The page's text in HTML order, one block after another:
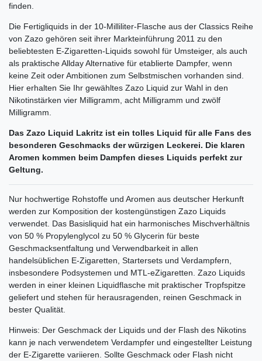
finden.
Die Fertigliquids in der 10-Milliliter-Flasche aus der Classics Reihe
von Zazo gehören seit ihrer Markteinführung 2011 zu den
beliebtesten E-Zigaretten-Liquids sowohl für Umsteiger, als auch
als praktische Allday Alternative für etablierte Dampfer, wenn
keine Zeit oder Ambitionen zum Selbstmischen vorhanden sind.
Hier erhalten Sie Ihr gewähltes Zazo Liquid zur Wahl in den
Nikotinstärken vier Milligramm, acht Milligramm und zwölf
Milligramm.
Das Zazo Liquid Lakritz ist ein tolles Liquid für alle Fans des
besonderen Geschmacks der würzigen Leckerei. Die klaren
Aromen kommen beim Dampfen dieses Liquids perfekt zur
Geltung.
Nur hochwertige Rohstoffe und Aromen aus deutscher Herkunft
werden zur Komposition der kostengünstigen Zazo Liquids
verwendet. Das Basisliquid hat ein harmonisches Mischverhältnis
von 50 % Propylenglycol zu 50 % Glycerin für beste
Geschmacksentfaltung und Verwendbarkeit in allen
handelsüblichen E-Zigaretten, Startersets und Verdampfern,
insbesondere Podsystemen und MTL-eZigaretten. Zazo Liquids
werden in einer kleinen Liquidflasche mit praktischer Tropfspitze
geliefert und stehen für herausragenden, reinen Geschmack in
bester Qualität.
Hinweis: Der Geschmack der Liquids und der Flash des Nikotins
kann je nach verwendetem Verdampfer und eingestellter Leistung
der E-Zigarette variieren. Sollte Geschmack oder Flash nicht